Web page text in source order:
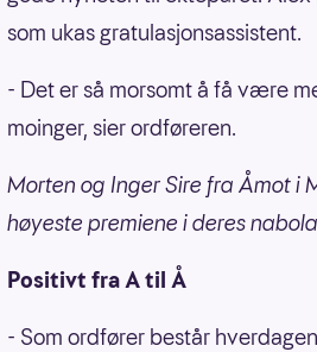
som ukas gratulasjonsassistent.
- Det er så morsomt å få være
moinger, sier ordføreren.
Morten og Inger Sire fra Åmot i
høyeste premiene i deres
Positivt fra A til Å
- Som ordfører består